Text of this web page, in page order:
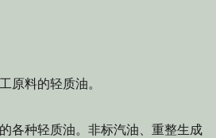
料的轻质油。
种轻质油。非标汽油、重整生成